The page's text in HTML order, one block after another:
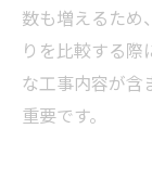
数も増えるため
りを比較する際
な工事内容が含
重要です。